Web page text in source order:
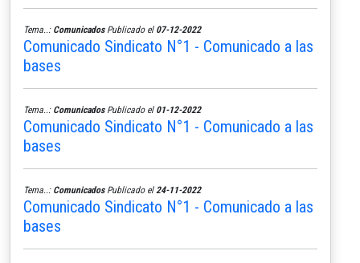
Tema..: ComunicadosPublicado el 07-12-2022
Comunicado Sindicato N°1 - Comunicado a las
bases
Tema..: ComunicadosPublicado el 01-12-2022
Comunicado Sindicato N°1 - Comunicado a las
bases
Tema..: ComunicadosPublicado el 24-11-2022
Comunicado Sindicato N°1 - Comunicado a las
bases